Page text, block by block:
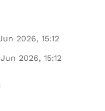
2026, 15:12
2026, 15:12